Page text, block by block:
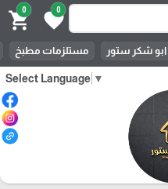
Select Language ▼
0
favorite
0
shopping_cart
شكر ستور مستلزمات مطبخ